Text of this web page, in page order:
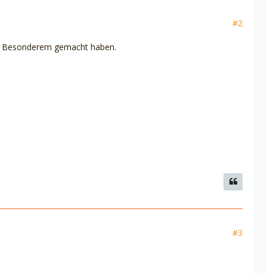
#2
gemacht haben.
#3